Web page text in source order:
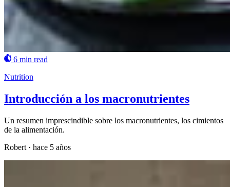
6 min read
Nutrition
Introducción a los macronutrientes
Un resumen imprescindible sobre los macronutrientes, los cimientos
de la alimentación.
Robert · hace 5 años